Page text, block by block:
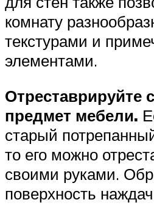
комнату
текстурами и
элементами.
Отреставрируйте
предмет мебели.
старый
то его можно
своими руками.
поверхность